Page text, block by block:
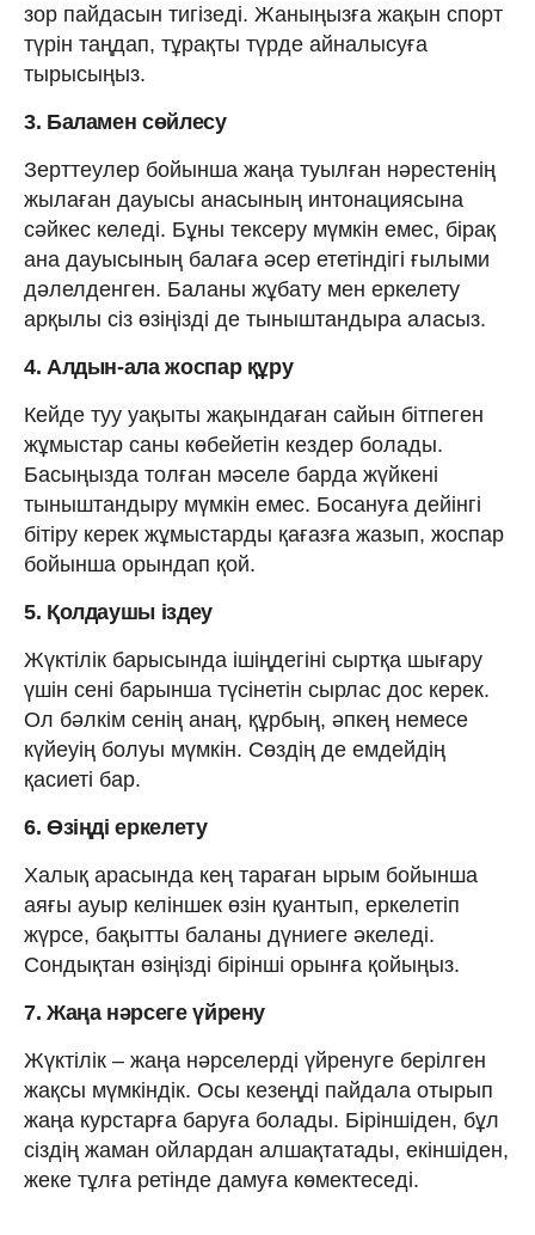
зор пайдасын тигізеді. Жаныңызға жақын спорт
түрін таңдап, тұрақты түрде айналысуға
тырысыңыз.
3. Баламен сөйлесу
Зерттеулер бойынша жаңа туылған нәрестенің
жылаған дауысы анасының интонациясына
сәйкес келеді. Бұны тексеру мүмкін емес, бірақ
ана дауысының балаға әсер ететіндігі ғылыми
дәлелденген. Баланы жұбату мен еркелету
арқылы сіз өзіңізді де тыныштандыра аласыз.
4. Алдын-ала жоспар құру
Кейде туу уақыты жақындаған сайын бітпеген
жұмыстар саны көбейетін кездер болады.
Басыңызда толған мәселе барда жүйкені
тыныштандыру мүмкін емес. Босануға дейінгі
бітіру керек жұмыстарды қағазға жазып, жоспар
бойынша орындап қой.
5. Қолдаушы іздеу
Жүктілік барысында ішіңдегіні сыртқа шығару
үшін сені барынша түсінетін сырлас дос керек.
Ол бәлкім сенің анаң, құрбың, әпкең немесе
күйеуің болуы мүмкін. Сөздің де емдейдің
қасиеті бар.
6. Өзіңді еркелету
Халық арасында кең тараған ырым бойынша
аяғы ауыр келіншек өзін қуантып, еркелетіп
жүрсе, бақытты баланы дүниеге әкеледі.
Сондықтан өзіңізді бірінші орынға қойыңыз.
7. Жаңа нәрсеге үйрену
Жүктілік – жаңа нәрселерді үйренуге берілген
жақсы мүмкіндік. Осы кезеңді пайдала отырып
жаңа курстарға баруға болады. Біріншіден, бұл
сіздің жаман ойлардан алшақтатады, екіншіден,
жеке тұлға ретінде дамуға көмектеседі.